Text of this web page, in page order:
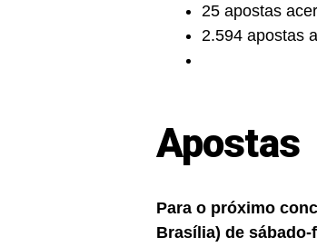
25 apostas
2.594 apostas
Apostas
Para o próximo
Brasília) de